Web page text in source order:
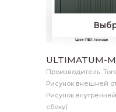
ULTIMATUM-
Производитель:
Рисунок внешней
Рисунок
сбоку)